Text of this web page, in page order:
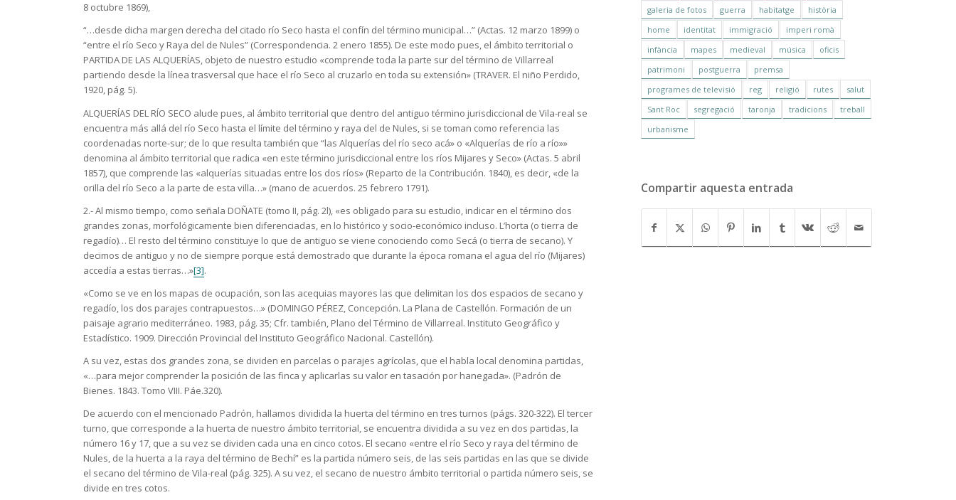
8 octubre 1869),
“…desde dicha margen derecha del citado río Seco hasta el confín del término municipal…” (Actas. 12 marzo 1899) o
“entre el río Seco y Raya del de Nules” (Correspondencia. 2 enero 1855). De este modo pues, el ámbito territorial o
PARTIDA DE LAS ALQUERÍAS, objeto de nuestro estudio «comprende toda la parte sur del término de Villarreal
partiendo desde la línea trasversal que hace el río Seco al cruzarlo en toda su extensión» (TRAVER. El niño Perdido,
1920, pág. 5).
ALQUERÍAS DEL RÍO SECO alude pues, al ámbito territorial que dentro del antiguo término jurisdiccional de Vila-real se
encuentra más allá del río Seco hasta el límite del término y raya del de Nules, si se toman como referencia las
coordenadas norte-sur; de lo que resulta también que “las Alquerías del río seco acá» o «Alquerías de río a río»»
denomina al ámbito territorial que radica «en este término jurisdiccional entre los ríos Mijares y Seco» (Actas. 5 abril
1857), que comprende las «alquerías situadas entre los dos ríos» (Reparto de la Contribución. 1840), es decir, «de la
orilla del río Seco a la parte de esta villa…» (mano de acuerdos. 25 febrero 1791).
2.- Al mismo tiempo, como señala DOÑATE (tomo II, pág. 2l), «es obligado para su estudio, indicar en el término dos
grandes zonas, morfológicamente bien diferenciadas, en lo histórico y socio-económico incluso. L’horta (o tierra de
regadío)… El resto del término constituye lo que de antiguo se viene conociendo como Secá (o tierra de secano). Y
decimos de antiguo y no de siempre porque está demostrado que durante la época romana el agua del río (Mijares)
accedía a estas tierras…»[3].
«Como se ve en los mapas de ocupación, son las acequias mayores las que delimitan los dos espacios de secano y
regadío, los dos parajes contrapuestos…» (DOMINGO PÉREZ, Concepción. La Plana de Castellón. Formación de un
paisaje agrario mediterráneo. 1983, pág. 35; Cfr. también, Plano del Término de Villarreal. Instituto Geográfico y
Estadístico. 1909. Dirección Provincial del Instituto Geográfico Nacional. Castellón).
A su vez, estas dos grandes zona, se dividen en parcelas o parajes agrícolas, que el habla local denomina partidas,
«…para mejor comprender la posición de las finca y aplicarlas su valor en tasación por hanegada». (Padrón de
Bienes. 1843. Tomo VIII. Páe.320).
De acuerdo con el mencionado Padrón, hallamos dividida la huerta del término en tres turnos (págs. 320-322). El tercer
turno, que corresponde a la huerta de nuestro ámbito territorial, se encuentra dividida a su vez en dos partidas, la
número 16 y 17, que a su vez se dividen cada una en cinco cotos. El secano «entre el río Seco y raya del término de
Nules, de la huerta a la raya del término de Bechí” es la partida número seis, de las seis partidas en las que se divide
el secano del término de Vila-real (pág. 325). A su vez, el secano de nuestro ámbito territorial o partida número seis, se
divide en tres cotos.
galeria de fotos
guerra habitatge
història
home
identitat immigració
imperi romà
infància
mapes medieval música
oficis
patrimoni
postguerra
premsa
programes de televisió
reg religió rutes
salut
Sant Roc
segregació taronja tradicions
treball
urbanisme
Compartir aquesta entrada